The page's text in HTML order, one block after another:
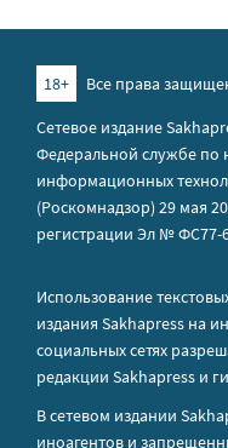
18+
Все права
Сетевое издание
Федеральной службе по
информационных
(Роскомнадзор) 29 мая
регистрации Эл № ФС77-
Использование
издания Sakhapress на
социальных сетях
редакции Sakhapress и
В сетевом издании
иноагентов и